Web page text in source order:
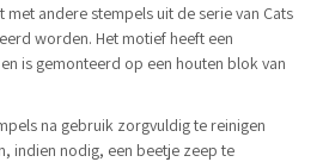
andere stempels uit de serie van Cats
worden. Het motief heeft een
is gemonteerd op een houten blok van
na gebruik zorgvuldig te reinigen
indien nodig, een beetje zeep te